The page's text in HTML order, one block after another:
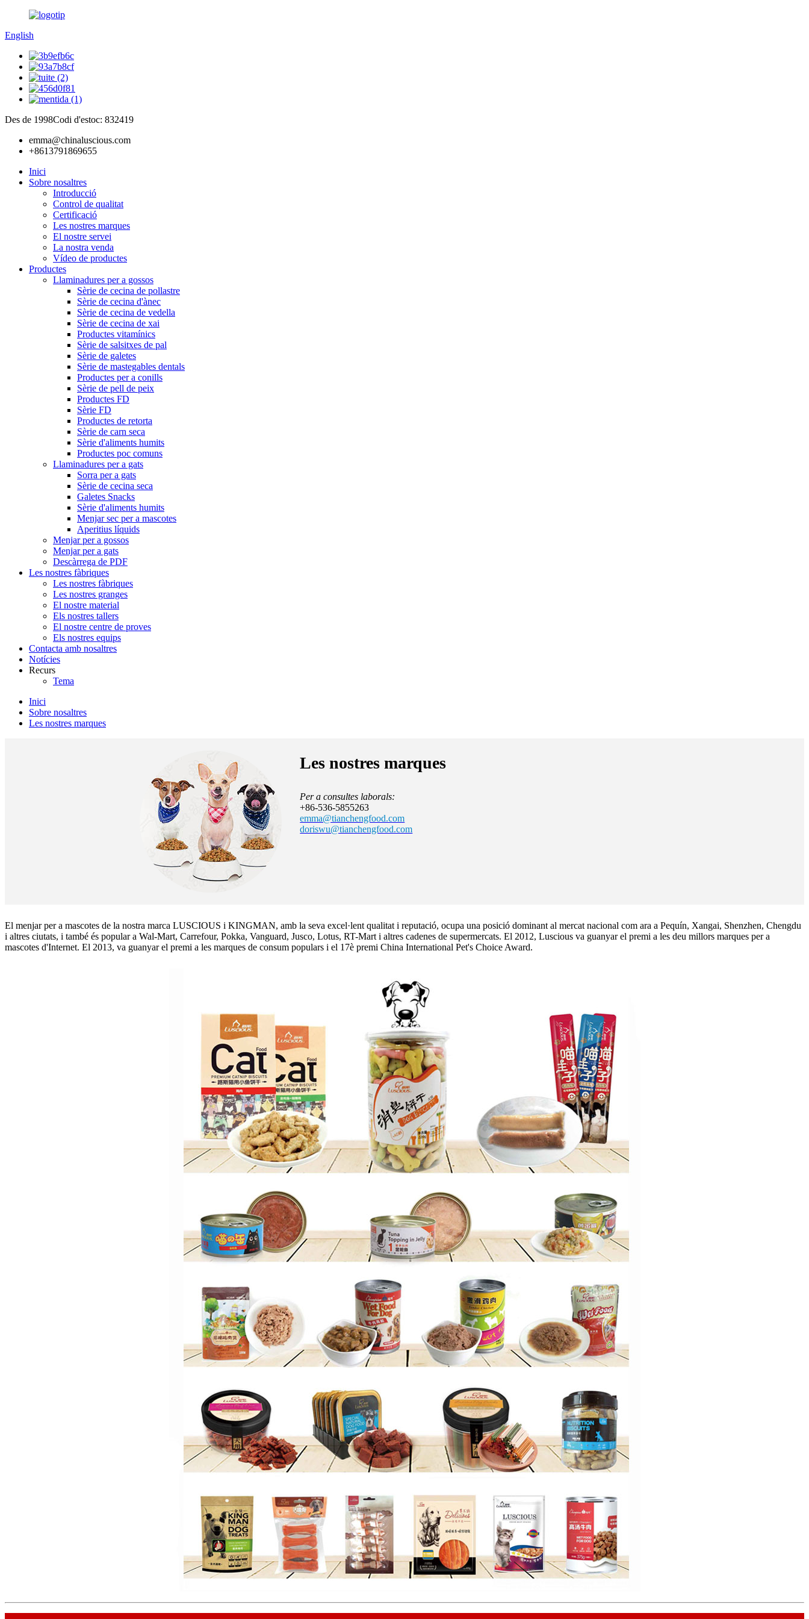
English
Des de 1998Codi d'estoc: 832419
emma@chinaluscious.com
+8613791869655
Inici
Sobre nosaltres
Introducció
Control de qualitat
Certificació
Les nostres marques
El nostre servei
La nostra venda
Vídeo de productes
Productes
Llaminadures per a gossos
Sèrie de cecina de pollastre
Sèrie de cecina d'ànec
Sèrie de cecina de vedella
Sèrie de cecina de xai
Productes vitamínics
Sèrie de salsitxes de pal
Sèrie de galetes
Sèrie de mastegables dentals
Productes per a conills
Sèrie de pell de peix
Productes FD
Sèrie FD
Productes de retorta
Sèrie de carn seca
Sèrie d'aliments humits
Productes poc comuns
Llaminadures per a gats
Sorra per a gats
Sèrie de cecina seca
Galetes Snacks
Sèrie d'aliments humits
Menjar sec per a mascotes
Aperitius líquids
Menjar per a gossos
Menjar per a gats
Descàrrega de PDF
Les nostres fàbriques
Les nostres fàbriques
Les nostres granges
El nostre material
Els nostres tallers
El nostre centre de proves
Els nostres equips
Contacta amb nosaltres
Notícies
Recurs
Tema
Inici
Sobre nosaltres
Les nostres marques
Les nostres marques
Per a consultes laborals:
+86-536-5855263
emma@tianchengfood.com
doriswu@tianchengfood.com
El menjar per a mascotes de la nostra marca LUSCIOUS i KINGMAN, amb la seva excel·lent qualitat i reputació, ocupa una posició dominant al mercat nacional com ara a Pequín, Xangai, Shenzhen, Chengdu
i altres ciutats, i també és popular a Wal-Mart, Carrefour, Pokka, Vanguard, Jusco, Lotus, RT-Mart i altres cadenes de supermercats. El 2012, Luscious va guanyar el premi a les deu millors marques per a
mascotes d'Internet. El 2013, va guanyar el premi a les marques de consum populars i el 17è premi China International Pet's Choice Award.